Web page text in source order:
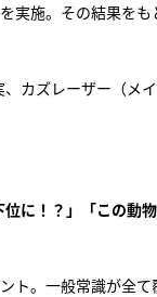
実施。その結果を
カズレーザー（メ
に！？」「この動
ト。一般常識が全て